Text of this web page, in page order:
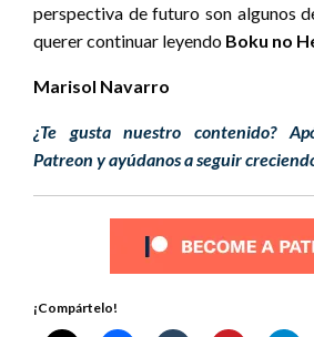
perspectiva de futuro son algunos
querer continuar leyendo Boku no
Marisol Navarro
¿Te gusta nuestro contenido?
Patreon y ayúdanos a seguir
¡Compártelo!